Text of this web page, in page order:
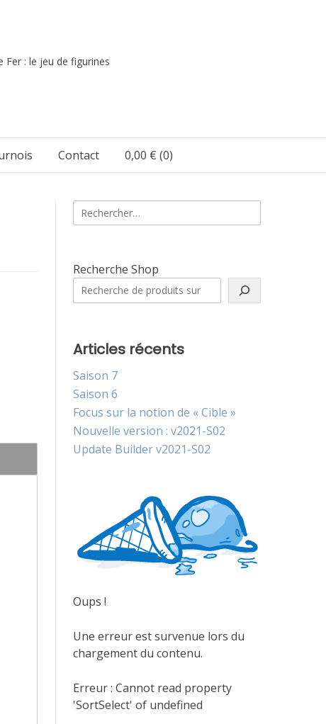
Fer : le jeu de figurines
Contact 0,00 € (0)
Rechercher :
Recherche Shop
Articles récents
Saison 7
Saison 6
Focus sur la notion de « Cible »
Nouvelle version : v2021-S02
Update Builder v2021-S02
Oups !
Une erreur est survenue lors du
chargement du contenu.
Erreur : Cannot read property
'SortSelect' of undefined